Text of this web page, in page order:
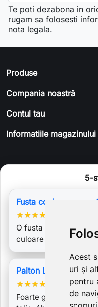
Acest
uri și
pentru
de
Te poti dezabona in
rugam sa folosesti
nota legala.
Produse
Compania noastră
Contul tau
Informatiile magazinului
5-
Fusta conica masura
★★★★
O fusta office foarte
culoare intensa!
Palton Ligia 2
★★★★
Foarte gros, material